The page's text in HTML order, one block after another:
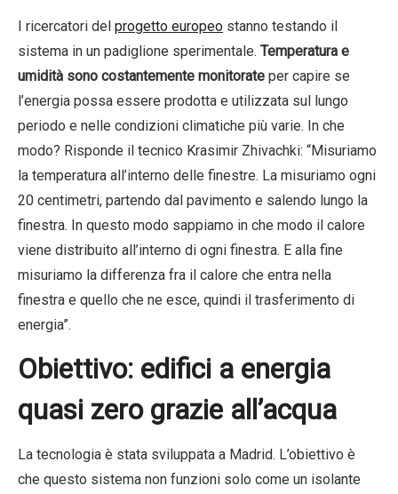
I ricercatori del progetto europeo stanno testando il
sistema in un padiglione sperimentale. Temperatura e
umidità sono costantemente monitorate per capire se
l’energia possa essere prodotta e utilizzata sul lungo
periodo e nelle condizioni climatiche più varie. In che
modo? Risponde il tecnico Krasimir Zhivachki: “Misuriamo
la temperatura all’interno delle finestre. La misuriamo ogni
20 centimetri, partendo dal pavimento e salendo lungo la
finestra. In questo modo sappiamo in che modo il calore
viene distribuito all’interno di ogni finestra. E alla fine
misuriamo la differenza fra il calore che entra nella
finestra e quello che ne esce, quindi il trasferimento di
energia”.
Obiettivo: edifici a energia
quasi zero grazie all’acqua
La tecnologia è stata sviluppata a Madrid. L’obiettivo è
che questo sistema non funzioni solo come un isolante